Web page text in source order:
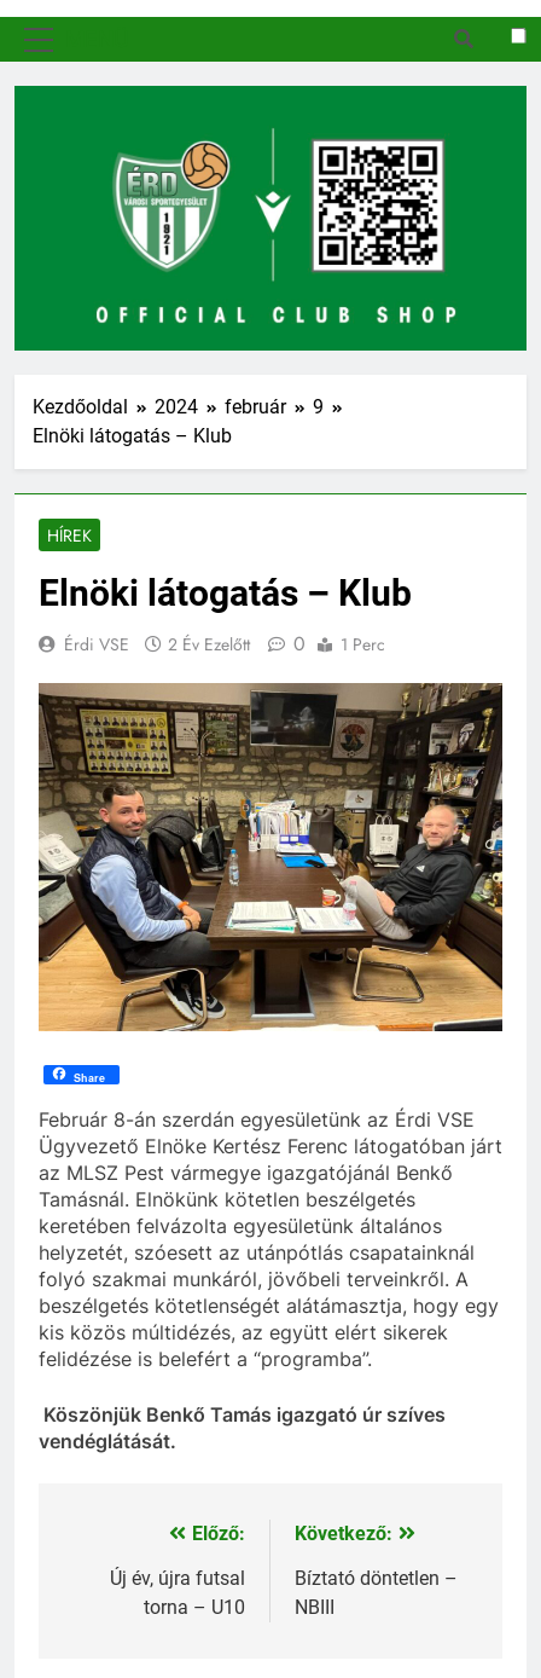
Kezdőoldal 2024 február
9
Elnöki látogatás – Klub
HÍREK
Elnöki látogatás – Klub
Érdi VSE 2 Év Ezelőtt 0 1 Perc
Share
Február 8-án szerdán egyesületünk az Érdi VSE
Ügyvezető Elnöke Kertész Ferenc látogatóban járt
az MLSZ Pest vármegye igazgatójánál Benkő
Tamásnál. Elnökünk kötetlen beszélgetés
keretében felvázolta egyesületünk általános
helyzetét, szóesett az utánpótlás csapatainknál
folyó szakmai munkáról, jövőbeli terveinkről. A
beszélgetés kötetlenségét alátámasztja, hogy egy
kis közös múltidézés, az együtt elért sikerek
felidézése is belefért a “programba”.
Köszönjük Benkő Tamás igazgató úr szíves
vendéglátását.
Bejegyzés
navigáció
Előző:
Új év, újra futsal
torna – U10
Következő:
Bíztató döntetlen –
NBIII